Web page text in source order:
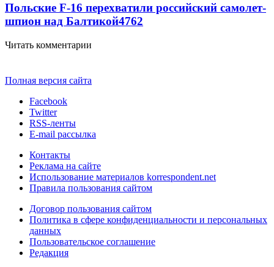
Польские F-16 перехватили российский самолет-
шпион над Балтикой4762
Читать комментарии
Полная версия сайта
Facebook
Twitter
RSS-ленты
E-mail рассылка
Контакты
Реклама на сайте
Использование материалов korrespondent.net
Правила пользования сайтом
Договор пользования сайтом
Политика в сфере конфиденциальности и персональных
данных
Пользовательское соглашение
Редакция